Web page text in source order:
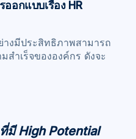
อกแบบเรื่อง HR
างมีประสิทธิภาพสามารถ
สำเร็จขององค์กร ดังจะ
มี High Potential